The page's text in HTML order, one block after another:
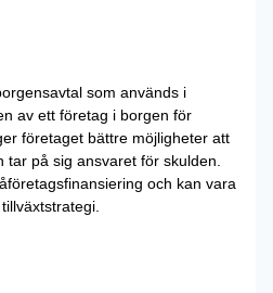
som används i
av ett företag i borgen för
företaget bättre möjligheter att
på sig ansvaret för skulden.
och kan vara